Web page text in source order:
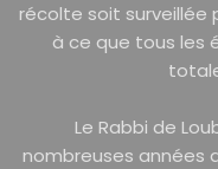
récolte soit surveillée
à ce que tous les
Le Rabbi de
nombreuses années